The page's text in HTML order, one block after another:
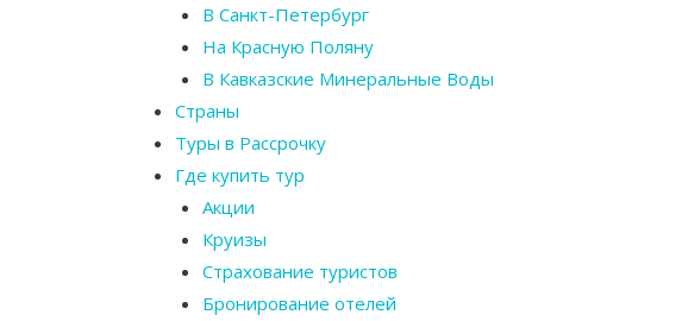
В Санкт-Петербург
На Красную Поляну
В Кавказские Минеральные Воды
Страны
Туры в Рассрочку
Где купить тур
Акции
Круизы
Страхование туристов
Бронирование отелей